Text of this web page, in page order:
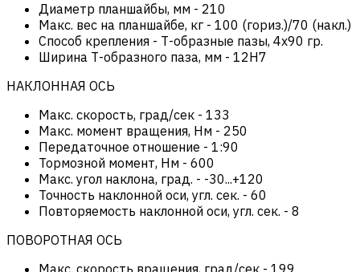
Диаметр планшайбы, мм - 210
Макс. вес на планшайбе, кг - 100 (гориз.)/70 (накл.)
Способ крепления - Т-образные пазы, 4х90 гр.
Ширина Т-образного паза, мм - 12H7
НАКЛОННАЯ ОСЬ
Макс. скорость, град/сек - 133
Макс. момент вращения, Нм - 250
Передаточное отношение - 1:90
Тормозной момент, Нм - 600
Макс. угол наклона, град. - -30...+120
Точность наклонной оси, угл. сек. - 60
Повторяемость наклонной оси, угл. сек. - 8
ПОВОРОТНАЯ ОСЬ
Макс. скорость вращения, град/сек - 199